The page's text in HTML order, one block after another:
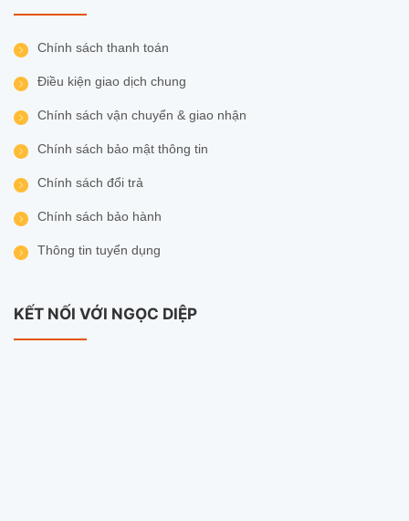
Chính sách thanh toán
Điều kiện giao dịch chung
Chính sách vận chuyển & giao nhận
Chính sách bảo mật thông tin
Chính sách đổi trả
Chính sách bảo hành
Thông tin tuyển dụng
KẾT NỐI VỚI NGỌC DIỆP